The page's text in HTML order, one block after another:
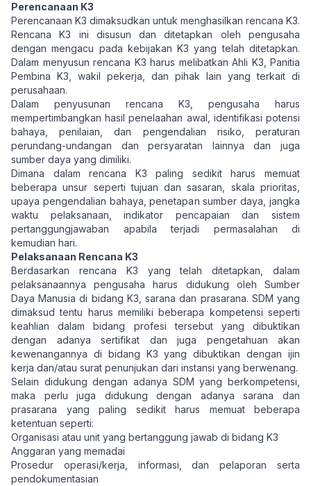
Perencanaan K3
Perencanaan K3 dimaksudkan untuk menghasilkan rencana K3.
Rencana K3 ini disusun dan ditetapkan oleh pengusaha
dengan mengacu pada kebijakan K3 yang telah ditetapkan.
Dalam menyusun rencana K3 harus melibatkan Ahli K3, Panitia
Pembina K3, wakil pekerja, dan pihak lain yang terkait di
perusahaan.
Dalam penyusunan rencana K3, pengusaha harus
mempertimbangkan hasil penelaahan awal, identifikasi potensi
bahaya, penilaian, dan pengendalian risiko, peraturan
perundang-undangan dan persyaratan lainnya dan juga
sumber daya yang dimiliki.
Dimana dalam rencana K3 paling sedikit harus memuat
beberapa unsur seperti tujuan dan sasaran, skala prioritas,
upaya pengendalian bahaya, penetapan sumber daya, jangka
waktu pelaksanaan, indikator pencapaian dan sistem
pertanggungjawaban apabila terjadi permasalahan di
kemudian hari.
Pelaksanaan Rencana K3
Berdasarkan rencana K3 yang telah ditetapkan, dalam
pelaksanaannya pengusaha harus didukung oleh Sumber
Daya Manusia di bidang K3, sarana dan prasarana. SDM yang
dimaksud tentu harus memiliki beberapa kompetensi seperti
keahlian dalam bidang profesi tersebut yang dibuktikan
dengan adanya sertifikat dan juga pengetahuan akan
kewenangannya di bidang K3 yang dibuktikan dengan ijin
kerja dan/atau surat penunjukan dari instansi yang berwenang.
Selain didukung dengan adanya SDM yang berkompetensi,
maka perlu juga didukung dengan adanya sarana dan
prasarana yang paling sedikit harus memuat beberapa
ketentuan seperti:
Organisasi atau unit yang bertanggung jawab di bidang K3
Anggaran yang memadai
Prosedur operasi/kerja, informasi, dan pelaporan serta
pendokumentasian